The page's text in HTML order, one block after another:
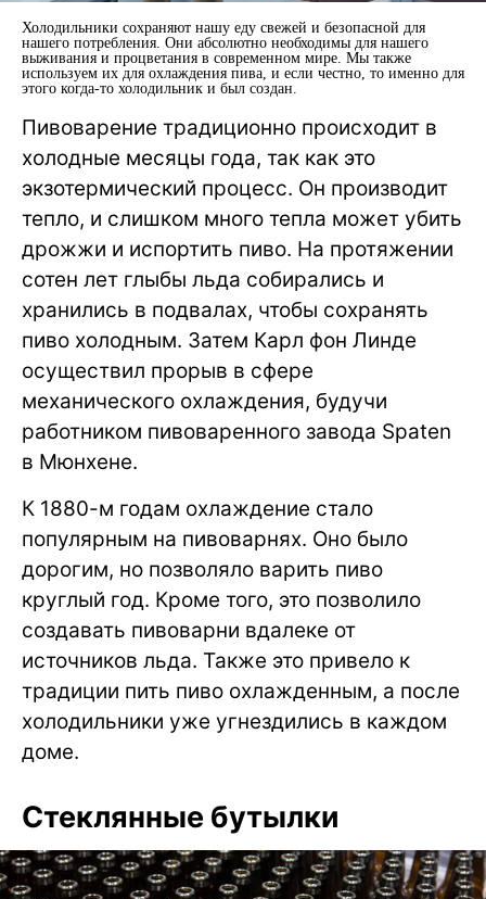
Холодильники сохраняют нашу еду свежей и безопасной для
нашего потребления. Они абсолютно необходимы для нашего
выживания и процветания в современном мире. Мы также
используем их для охлаждения пива, и если честно, то именно для
этого когда-то холодильник и был создан.
Пивоварение традиционно происходит в
холодные месяцы года, так как это
экзотермический процесс. Он производит
тепло, и слишком много тепла может убить
дрожжи и испортить пиво. На протяжении
сотен лет глыбы льда собирались и
хранились в подвалах, чтобы сохранять
пиво холодным. Затем Карл фон Линде
осуществил прорыв в сфере
механического охлаждения, будучи
работником пивоваренного завода Spaten
в Мюнхене.
К 1880-м годам охлаждение стало
популярным на пивоварнях. Оно было
дорогим, но позволяло варить пиво
круглый год. Кроме того, это позволило
создавать пивоварни вдалеке от
источников льда. Также это привело к
традиции пить пиво охлажденным, а после
холодильники уже угнездились в каждом
доме.
Стеклянные бутылки